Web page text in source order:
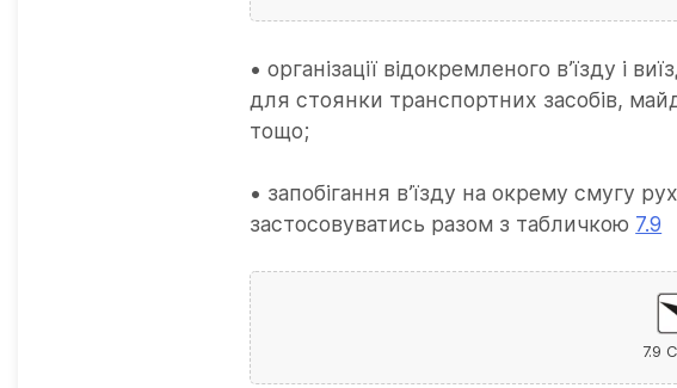
• організації відокремленого в’їзду і
для стоянки транспортних засобів,
тощо;
• запобігання в’їзду на окрему смугу
застосовуватись разом з табличкою 7.9
7.9